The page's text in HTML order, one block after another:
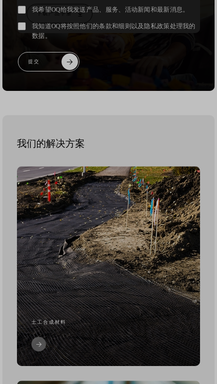
下载产品手册
我希望OQ给我发送产品、服务、活动新闻和最新消息。
我知道OQ将按照他们的条款和细则以及隐私政策处理我的
数据。
我们的解决方案
土工合成材料